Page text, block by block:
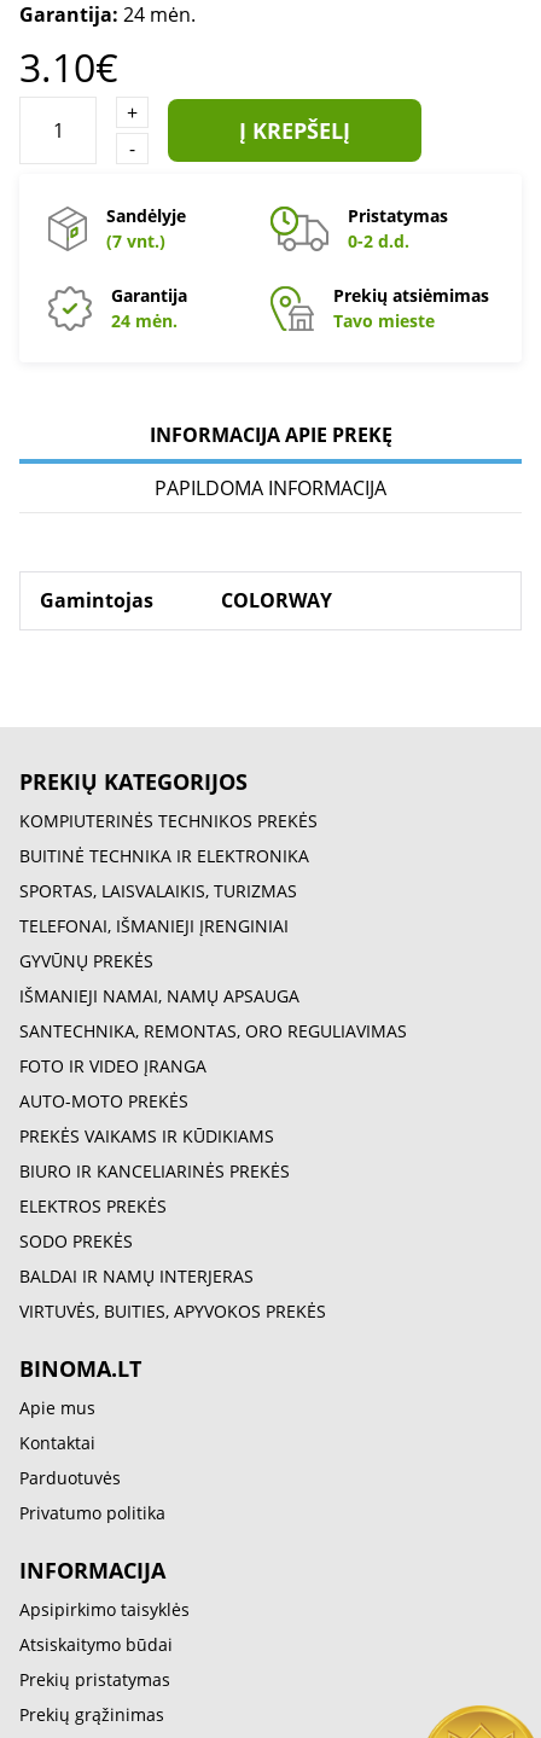
Garantija: 24 mėn.
3.10€
+
-
Į KREPŠELĮ
Sandėlyje
(7 vnt.)
Pristatymas
0-2 d.d.
Garantija
24 mėn.
Prekių atsiėmimas
Tavo mieste
INFORMACIJA APIE PREKĘ
PAPILDOMA INFORMACIJA
Gamintojas COLORWAY
PREKIŲ KATEGORIJOS
KOMPIUTERINĖS TECHNIKOS PREKĖS
BUITINĖ TECHNIKA IR ELEKTRONIKA
SPORTAS, LAISVALAIKIS, TURIZMAS
TELEFONAI, IŠMANIEJI ĮRENGINIAI
GYVŪNŲ PREKĖS
IŠMANIEJI NAMAI, NAMŲ APSAUGA
SANTECHNIKA, REMONTAS, ORO REGULIAVIMAS
FOTO IR VIDEO ĮRANGA
AUTO-MOTO PREKĖS
PREKĖS VAIKAMS IR KŪDIKIAMS
BIURO IR KANCELIARINĖS PREKĖS
ELEKTROS PREKĖS
SODO PREKĖS
BALDAI IR NAMŲ INTERJERAS
VIRTUVĖS, BUITIES, APYVOKOS PREKĖS
BINOMA.LT
Apie mus
Kontaktai
Parduotuvės
Privatumo politika
INFORMACIJA
Apsipirkimo taisyklės
Atsiskaitymo būdai
Prekių pristatymas
Prekių grąžinimas